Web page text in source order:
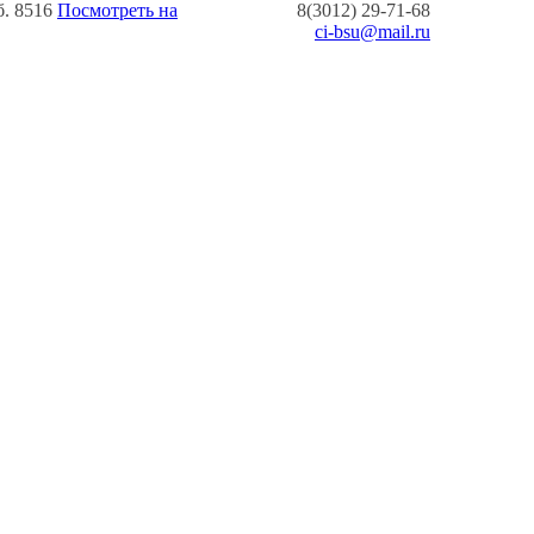
8516 Посмотреть на
8(3012) 29-71-68
ci-bsu@mail.ru